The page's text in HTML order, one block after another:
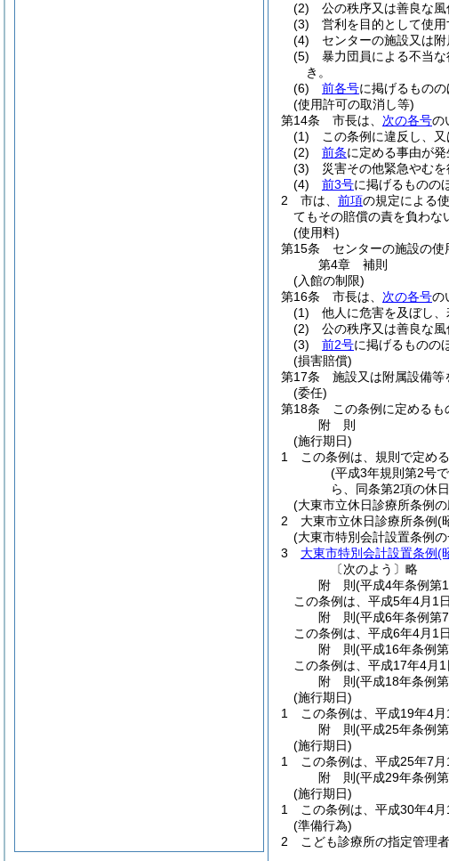
(2)
公の秩序又は善良な風
(3)
営利を目的として使用
(4)
センターの施設又は
(5)
暴力団員による不当
き。
(6)
前各号に掲げるもの
(使用許可の取消し等)
第14条
市長は、 次の各号の
(1)
この条例に違反し、
(2)
前条に定める事由が発
(3)
災害その他緊急やむ
(4)
前3号に掲げるものの
2
市は、 前項の規定による
てもその賠償の責を負わな
(使用料)
第15条
センターの施設の使
第4章
補則
(入館の制限)
第16条
市長は、 次の各号の
(1)
他人に危害を及ぼし
(2)
公の秩序又は善良な
(3)
前2号に掲げるものの
(損害賠償)
第17条
施設又は附属設備等
(委任)
第18条
この条例に定める
附 則
(施行期日)
1
この条例は、規則で定め
(平成3年規則第2号
ら、同条第2項の休
(大東市立休日診療所条例
2
大東市立休日診療所条例(
(大東市特別会計設置条例
3
大東市特別会計設置条例(
〔次のよう〕略
附 則(平成4年条例第
この条例は、平成5年4月1
附 則(平成6年条例第
この条例は、平成6年4月1
附 則(平成16年条例
この条例は、平成17年4月1
附 則(平成18年条例
(施行期日)
1
この条例は、平成19年4月
附 則(平成25年条例
(施行期日)
1
この条例は、平成25年7月
附 則(平成29年条例
(施行期日)
1
この条例は、平成30年4月
(準備行為)
2
こども診療所の指定管理